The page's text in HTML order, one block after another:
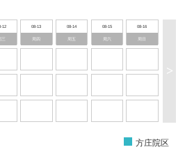
12
三
08-13
周四
08-14
周五
08-15
周六
08-16
周日
>
方庄院区